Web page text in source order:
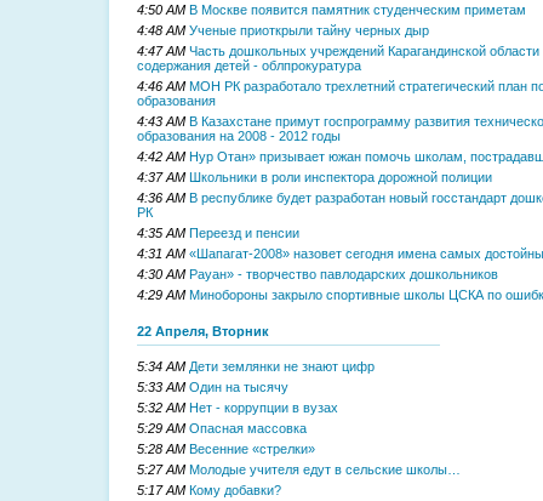
4:50 AM В Москве появится памятник студенческим приметам
4:48 AM Ученые приоткрыли тайну черных дыр
4:47 AM Часть дошкольных учреждений Карагандинской
содержания детей - облпрокуратура
4:46 AM МОН РК разработало трехлетний стратегический план
образования
4:43 AM В Казахстане примут госпрограмму развития
образования на 2008 - 2012 годы
4:42 AM Нур Отан» призывает южан помочь школам,
4:37 AM Школьники в роли инспектора дорожной полиции
4:36 AM В республике будет разработан новый госстандарт
РК
4:35 AM Переезд и пенсии
4:31 AM «Шапагат-2008» назовет сегодня имена самых
4:30 AM Рауан» - творчество павлодарских дошкольников
4:29 AM Минобороны закрыло спортивные школы ЦСКА по
22 Апреля, Вторник
5:34 AM Дети землянки не знают цифр
5:33 AM Один на тысячу
5:32 AM Нет - коррупции в вузах
5:29 AM Опасная массовка
5:28 AM Весенние «стрелки»
5:27 AM Молодые учителя едут в сельские школы…
5:17 AM Кому добавки?